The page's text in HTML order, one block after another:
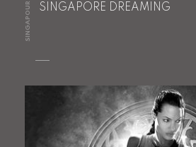
SINGAPOUR SINGAPORE DREAMING